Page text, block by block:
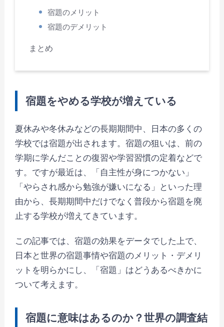
宿題のメリット
宿題のデメリット
まとめ
宿題をやめる学校が増えている
夏休みや冬休みなどの長期期間中、日本の多くの
学校では宿題が出されます。宿題の狙いは、前の
学期に学んだことの復習や学習習慣の定着などで
す。ですが最近は、「自主性が身につかない」
「やらされ感から勉強が嫌いになる」といった理
由から、長期期間中だけでなく普段から宿題を廃
止する学校が増えてきています。
この記事では、宿題の効果をデータでした上で、
日本と世界の宿題事情や宿題のメリット・デメリ
ットを明らかにし、「宿題」はどうあるべきかに
ついて考えます。
宿題に意味はあるのか？世界の調査結